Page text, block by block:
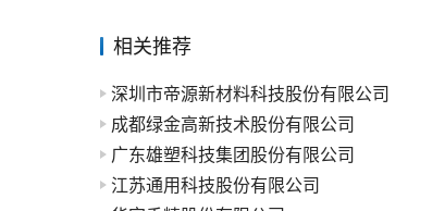
相关推荐
深圳市帝源新材料科技股份有限公司
成都绿金高新技术股份有限公司
广东雄塑科技集团股份有限公司
江苏通用科技股份有限公司